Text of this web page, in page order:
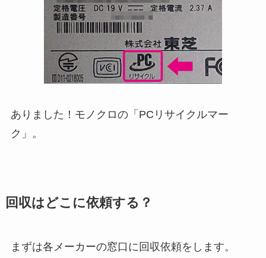
ありました！モノクロの「PCリサイクルマー
ク」。
回収はどこに依頼する？
まずは各メーカーの窓口に回収依頼をします。